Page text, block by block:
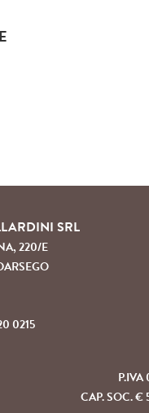
SRL
220/E
0215
CAP. SOC.